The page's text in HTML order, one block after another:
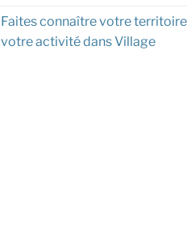
Faites connaître votre
votre activité dans Village